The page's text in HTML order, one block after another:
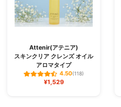
Attenir(アテニア)
スキンクリア クレンズ オイル
アロマタイプ
4.50(118)
¥1,529